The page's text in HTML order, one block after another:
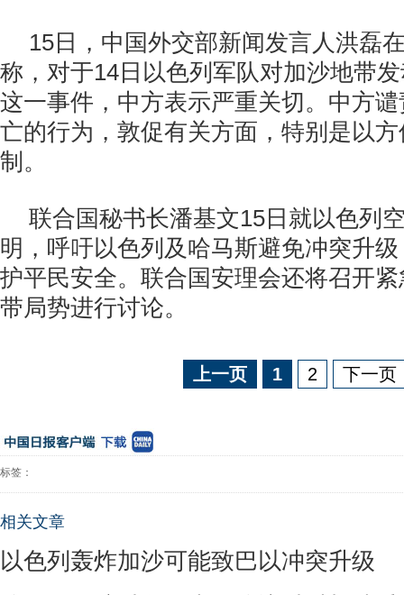
15日，中国外交部新闻发言人洪磊
称，对于14日以色列军队对加沙地带
这一事件，中方表示严重关切。中方
亡的行为，敦促有关方面，特别是以
制。
联合国秘书长潘基文15日就以色列
明，呼吁以色列及哈马斯避免冲突升
护平民安全。联合国安理会还将召开
带局势进行讨论。
上一页 1 2 下一页
标签：
相关文章
以色列轰炸加沙可能致巴以冲突升级